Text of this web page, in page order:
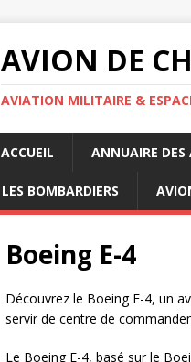
AVION DE
AVIATION MILITAIRE &
ACCUEIL ANNUAIRE DES
LES BOMBARDIERS
Boeing E-4
Découvrez le Boeing E-4, un
servir de centre de
Le Boeing E-4, basé sur le